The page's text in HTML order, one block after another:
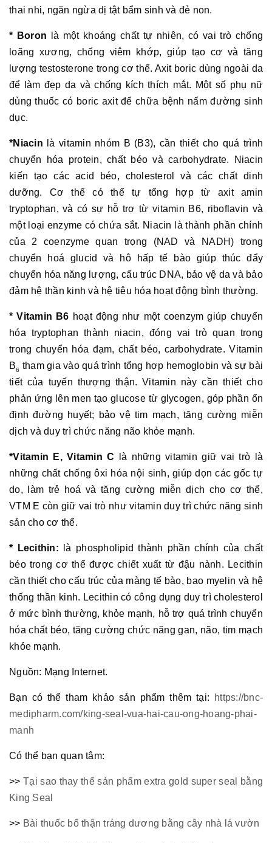
thai nhi, ngăn ngừa dị tật bẩm sinh và đẻ non.
* Boron là một khoáng chất tự nhiên, có vai trò chống
loãng xương, chống viêm khớp, giúp tạo cơ và tăng
lượng testosterone trong cơ thể. Axit boric dùng ngoài da
để làm đẹp da và chống kích thích mắt. Một số phụ nữ
dùng thuốc có boric axit để chữa bệnh nấm đường sinh
dục.
*Niacin
là vitamin nhóm B (B3), cần thiết cho quá trình
chuyển hóa protein, chất béo và carbohydrate. Niacin
kiến tạo các acid béo, cholesterol và các chất dinh
dưỡng. Cơ thể có thể tự tổng hợp từ axit amin
tryptophan, và có sự hỗ trợ từ vitamin B6, riboflavin và
một loại enzyme có chứa sắt. Niacin là thành phần chính
của 2 coenzyme quan trọng (NAD và NADH) trong
chuyển hoá glucid và hô hấp tế bào giúp thúc đẩy
chuyển hóa năng lượng, cấu trúc DNA, bảo vệ da và bảo
đảm hệ thần kinh và hệ tiêu hóa hoạt động bình thường.
* Vitamin B6 hoạt động như một coenzym giúp chuyển
hóa tryptophan thành niacin, đóng vai trò quan trọng
trong chuyển hóa đạm, chất béo, carbohydrate. Vitamin
B6 tham gia vào quá trình tổng hợp hemoglobin và sự bài
tiết của tuyến thượng thận. Vitamin này cần thiết cho
phản ứng lên men tạo glucose từ glycogen, góp phần ổn
định đường huyết; bảo vệ tim mạch, tăng cường miễn
dịch và duy trì chức năng não khỏe mạnh.
*Vitamin E, Vitamin C
là những vitamin giữ vai trò là
những chất chống ôxi hóa nội sinh, giúp dọn các gốc tự
do, làm trẻ hoá và tăng cường miễn dịch cho cơ thể,
VTM E còn giữ vai trò như vitamin duy trì chức năng sinh
sản cho cơ thể.
* Lecithin: là phospholipid thành phần chính của chất
béo trong cơ thể được chiết xuất từ đậu nành. Lecithin
cần thiết cho cấu trúc của màng tế bào, bao myelin và hệ
thống thần kinh. Lecithin có công dụng duy trì cholesterol
ở mức bình thường, khỏe mạnh, hỗ trợ quá trình chuyển
hóa chất béo, tăng cường chức năng gan, não, tim mạch
khỏe mạnh.
Nguồn: Mạng Internet.
Bạn có thể tham khảo sản phẩm thêm tại:
https://bnc-
medipharm.com/king-seal-vua-hai-cau-ong-hoang-phai-
manh
Có thể bạn quan tâm:
>>Tại sao thay thế sản phẩm extra gold super seal bằng
King Seal
>> Bài thuốc bổ thận tráng dương bằng cây nhà lá vườn